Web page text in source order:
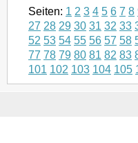
Seiten: 1 2 3 4 5 6 7 8
27 28 29 30 31 32 33
52 53 54 55 56 57 58
77 78 79 80 81 82 83
101 102 103 104 105